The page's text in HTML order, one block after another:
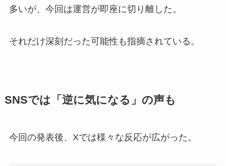
多いが、今回は運営が即座に切り離した。
それだけ深刻だった可能性も指摘されている。
SNSでは「逆に気になる」の声も
今回の発表後、Xでは様々な反応が広がった。